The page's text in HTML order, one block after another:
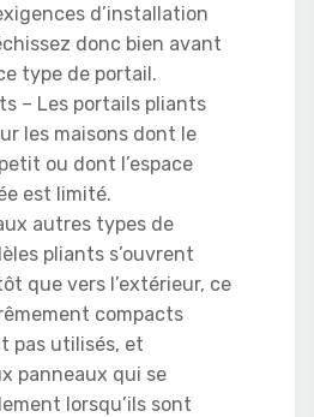
d’installation
donc bien avant
type de portail.
– Les portails pliants
les maisons dont le
ou dont l’espace
est limité.
autres types de
pliants s’ouvrent
que vers l’extérieur, ce
compacts
pas utilisés, et
panneaux qui se
lorsqu’ils sont